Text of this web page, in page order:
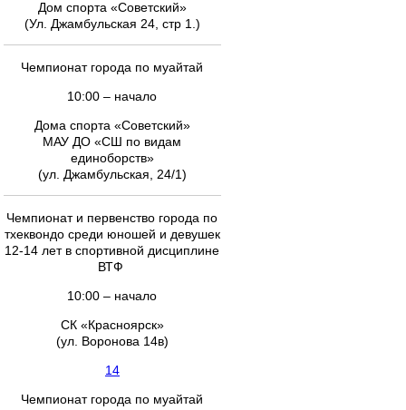
Дом спорта «Советский»
(Ул. Джамбульская 24, стр 1.)
Чемпионат города по муайтай
10:00 – начало
Дома спорта «Советский»
МАУ ДО «СШ по видам
единоборств»
(ул. Джамбульская, 24/1)
Чемпионат и первенство города по
тхеквондо среди юношей и девушек
12-14 лет в спортивной дисциплине
ВТФ
10:00 – начало
СК «Красноярск»
(ул. Воронова 14в)
14
Чемпионат города по муайтай